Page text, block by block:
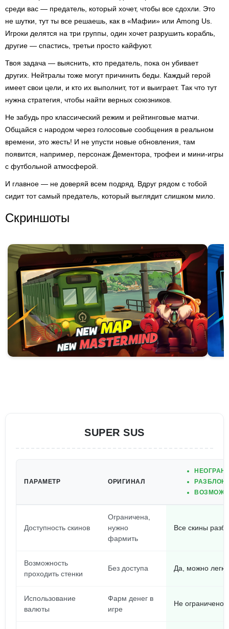
среди вас — предатель, который хочет, чтобы все сдохли. Это
не шутки, тут ты все решаешь, как в «Мафии» или Among Us.
Игроки делятся на три группы, один хочет разрушить корабль,
другие — спастись, третьи просто кайфуют.
Твоя задача — выяснить, кто предатель, пока он убивает
других. Нейтралы тоже могут причинить беды. Каждый герой
имеет свои цели, и кто их выполнит, тот и выиграет. Так что тут
нужна стратегия, чтобы найти верных союзников.
Не забудь про классический режим и рейтинговые матчи.
Общайся с народом через голосовые сообщения в реальном
времени, это жесть! И не упусти новые обновления, там
появится, например, персонаж Дементора, трофеи и мини-игры
с футбольной атмосферой.
И главное — не доверяй всем подряд. Вдруг рядом с тобой
сидит тот самый предатель, который выглядит слишком мило.
Скриншоты
SUPER SUS
ПАРАМЕТР ОРИГИНАЛ
Доступность скинов
Ограничена,
нужно
фармить
Все скины
Возможность
проходить стенки
Без доступа Да, можно
Использование
валюты
Фарм денег в
игре
Не ограничено,